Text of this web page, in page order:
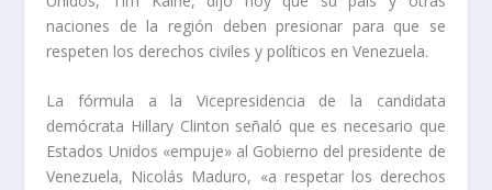
naciones de la región deben presionar para que se
respeten los derechos civiles y políticos en Venezuela.
La fórmula a la Vicepresidencia de la candidata
demócrata Hillary Clinton señaló que es necesario que
Estados Unidos «empuje» al Gobierno del presidente de
Venezuela, Nicolás Maduro, «a respetar los derechos